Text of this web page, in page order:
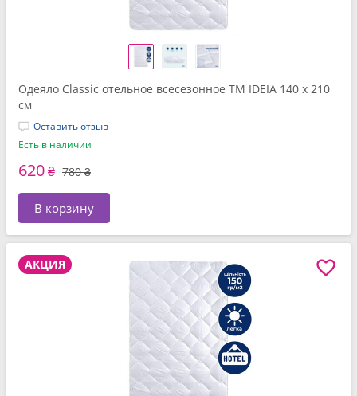
Одеяло Classic отельное всесезонное ТМ IDEIA 140 x 210
см
Оставить отзыв
Есть в наличии
620₴ 780 ₴
В корзину
АКЦИЯ